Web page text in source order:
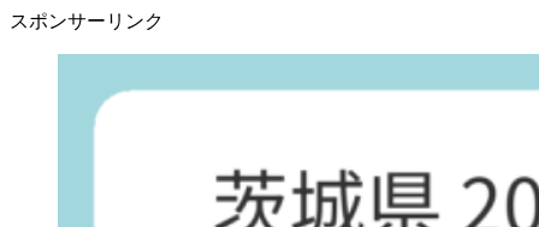
スポンサーリンク